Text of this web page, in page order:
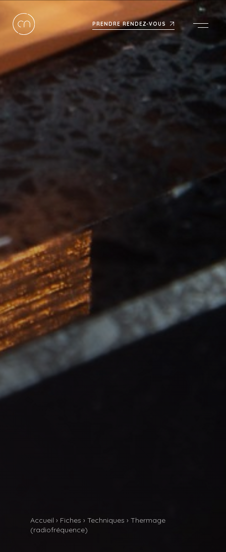
PRENDRE RENDEZ-VOUS
Accueil › Fiches › Techniques › Thermage
(radiofréquence)